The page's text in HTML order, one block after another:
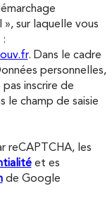
sur laquelle vous
. Dans le cadre
personnelles,
inscrire de
le champ de saisie
reCAPTCHA, les
et es
de Google